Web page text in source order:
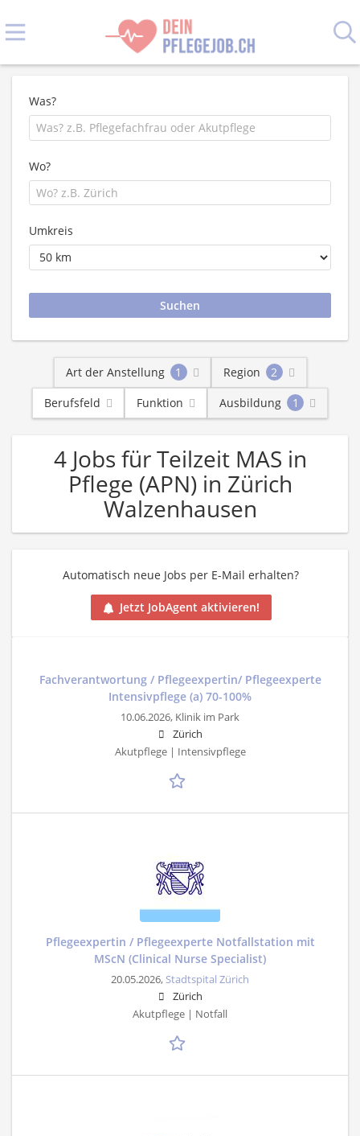
Was?
Wo?
Umkreis
Art der Anstellung 1 Region
2
Berufsfeld
Funktion Ausbildung 1
4 Jobs für Teilzeit MAS in
Pflege (APN) in Zürich
Walzenhausen
Automatisch neue Jobs per E-Mail erhalten?
Jetzt JobAgent aktivieren!
Fachverantwortung / Pflegeexpertin/ Pflegeexperte
Intensivpflege (a) 70-100%
10.06.2026, Klinik im Park
Zürich
Akutpflege | Intensivpflege
Pflegeexpertin / Pflegeexperte Notfallstation mit
MScN (Clinical Nurse Specialist)
20.05.2026, Stadtspital Zürich
Zürich
Akutpflege | Notfall